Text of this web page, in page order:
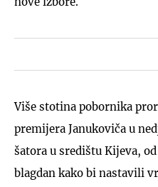
Više stotina pobornika
premijera Janukoviča u
šatora u središtu Kijeva,
blagdan kako bi nastavili